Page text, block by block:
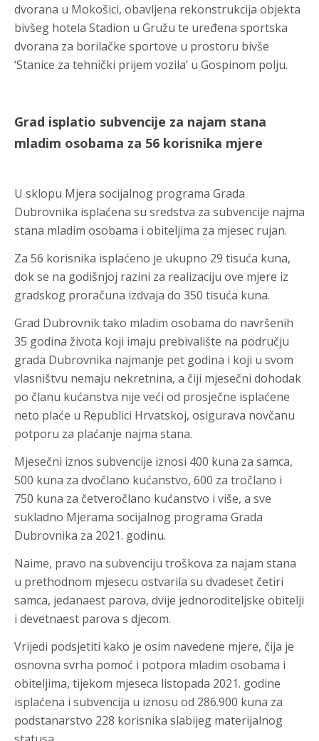
dvorana u Mokošici, obavljena rekonstrukcija objekta
bivšeg hotela Stadion u Gružu te uređena sportska
dvorana za borilačke sportove u prostoru bivše
‘Stanice za tehnički prijem vozila’ u Gospinom polju.
Grad isplatio subvencije za najam stana
mladim osobama za 56 korisnika mjere
U sklopu Mjera socijalnog programa Grada
Dubrovnika isplaćena su sredstva za subvencije najma
stana mladim osobama i obiteljima za mjesec rujan.
Za 56 korisnika isplaćeno je ukupno 29 tisuća kuna,
dok se na godišnjoj razini za realizaciju ove mjere iz
gradskog proračuna izdvaja do 350 tisuća kuna.
Grad Dubrovnik tako mladim osobama do navršenih
35 godina života koji imaju prebivalište na području
grada Dubrovnika najmanje pet godina i koji u svom
vlasništvu nemaju nekretnina, a čiji mjesečni dohodak
po članu kućanstva nije veći od prosječne isplaćene
neto plaće u Republici Hrvatskoj, osigurava novčanu
potporu za plaćanje najma stana.
Mjesečni iznos subvencije iznosi 400 kuna za samca,
500 kuna za dvočlano kućanstvo, 600 za tročlano i
750 kuna za četveročlano kućanstvo i više, a sve
sukladno Mjerama socijalnog programa Grada
Dubrovnika za 2021. godinu.
Naime, pravo na subvenciju troškova za najam stana
u prethodnom mjesecu ostvarila su dvadeset četiri
samca, jedanaest parova, dvije jednoroditeljske obitelji
i devetnaest parova s djecom.
Vrijedi podsjetiti kako je osim navedene mjere, čija je
osnovna svrha pomoć i potpora mladim osobama i
obiteljima, tijekom mjeseca listopada 2021. godine
isplaćena i subvencija u iznosu od 286.900 kuna za
podstanarstvo 228 korisnika slabijeg materijalnog